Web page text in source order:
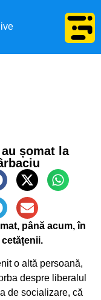
șomat la
până acum, în
o altă persoană,
despre liberalul
de socializare, că